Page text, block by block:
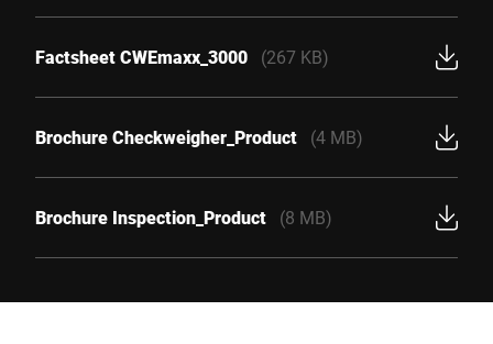
Factsheet CWEmaxx_3000 (267 KB)
Brochure Checkweigher_Product (4 MB)
Brochure Inspection_Product (8 MB)